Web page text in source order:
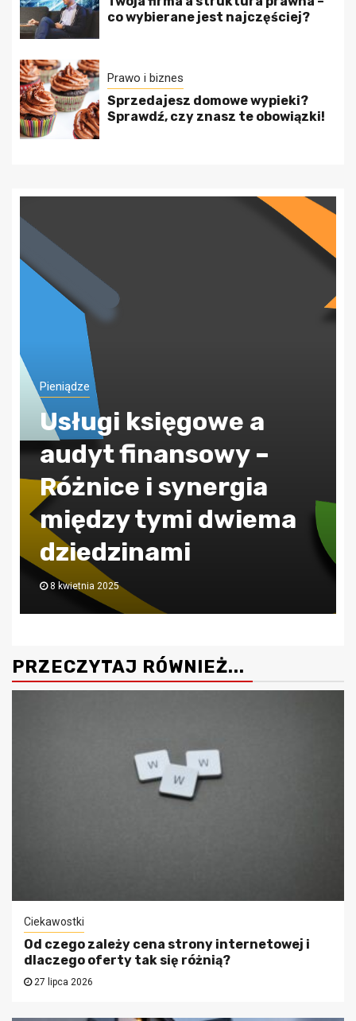
co wybierane jest najczęściej?
Prawo i biznes
Sprzedajesz domowe wypieki?
Sprawdź, czy znasz te obowiązki!
Pieniądze
ZUS jak poprawnie
obliczać składkę
zdrowotną?
30 lipca 2024
PRZECZYTAJ RÓWNIEŻ...
Ciekawostki
Od czego zależy cena strony internetowej i
dlaczego oferty tak się różnią?
27 lipca 2026